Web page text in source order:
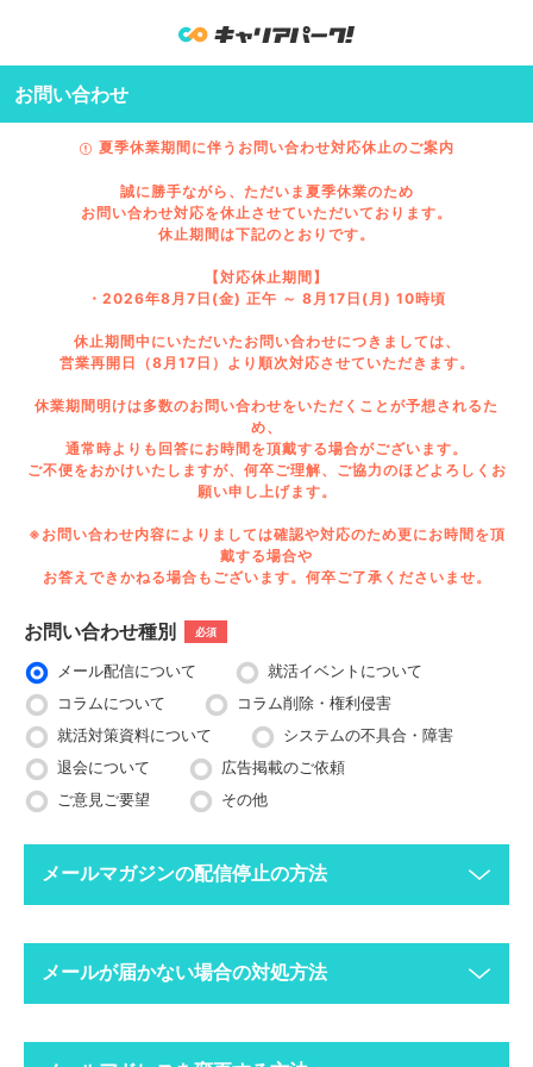
お問い合わせ
夏季休業期間に伴うお問い合わせ対応休止のご案内
誠に勝手ながら、ただいま夏季休業のため
お問い合わせ対応を休止させていただいております。
休止期間は下記のとおりです。
【対応休止期間】
・2026年8月7日(金) 正午 ～ 8月17日(月) 10時頃
休止期間中にいただいたお問い合わせにつきましては、
営業再開日（8月17日）より順次対応させていただきます。
休業期間明けは多数のお問い合わせをいただくことが予想されるた
め、
通常時よりも回答にお時間を頂戴する場合がございます。
ご不便をおかけいたしますが、何卒ご理解、ご協力のほどよろしくお
願い申し上げます。
※お問い合わせ内容によりましては確認や対応のため更にお時間を頂
戴する場合や
お答えできかねる場合もございます。何卒ご了承くださいませ。
お問い合わせ種別 必須
メール配信について
就活イベントについて
コラムについて
コラム削除・権利侵害
就活対策資料について
システムの不具合・障害
退会について
広告掲載のご依頼
ご意見ご要望
その他
メールマガジンの配信停止の方法
ってください。
配信停止までに2〜3営業日ほどかかる場合がございますのでご
メールが届かない場合の対処方法